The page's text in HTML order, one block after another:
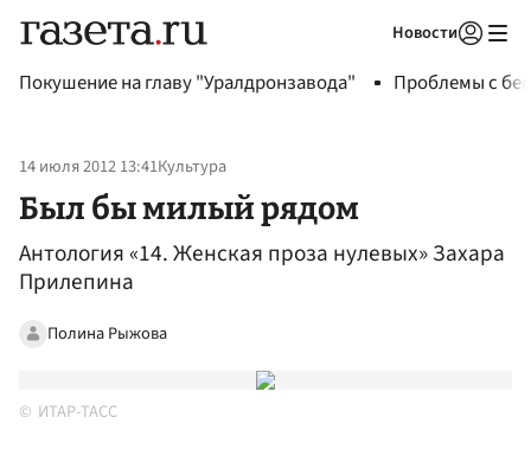
Новости
Покушение на главу "Уралдронзавода" Проблемы с
14 июля 2012 13:41Культура
Был бы милый рядом
Антология «14. Женская проза нулевых» Захара
Прилепина
Полина Рыжова
ИТАР-ТАСС